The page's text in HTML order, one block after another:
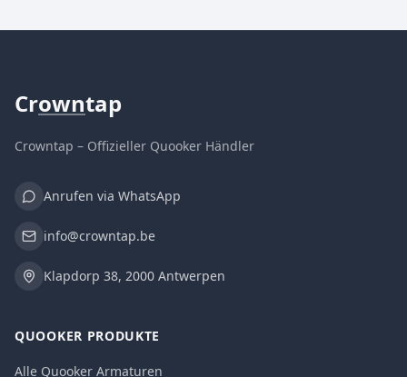
Crowntap
Crowntap – Offizieller Quooker Händler
Anrufen via WhatsApp
info@crowntap.be
Klapdorp 38, 2000 Antwerpen
QUOOKER PRODUKTE
Alle Quooker Armaturen